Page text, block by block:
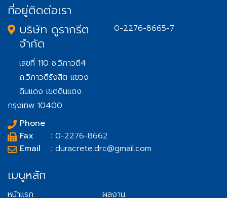
ที่อยู่ติดต่อเรา
บริษัท ดูรากรีต
จำกัด
เลขที่ 110 ซ.วิภาวดี4
ถ.วิภาวดีรังสิต แขวง
ดินแดง เขตดินแดง
กรุงเทพ 10400
Phone
: 0-2276-8665-7
Fax
: 0-2276-8662
Email
: duracrete.drc@gmail.com
เมนูหลัก
หน้าแรก ผลงาน